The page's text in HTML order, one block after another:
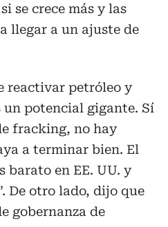
se crece más y las
llegar a un ajuste de
reactivar petróleo y
un potencial gigante. Sí
fracking, no hay
a terminar bien. El
en EE. UU. y
De otro lado, dijo que
gobernanza de